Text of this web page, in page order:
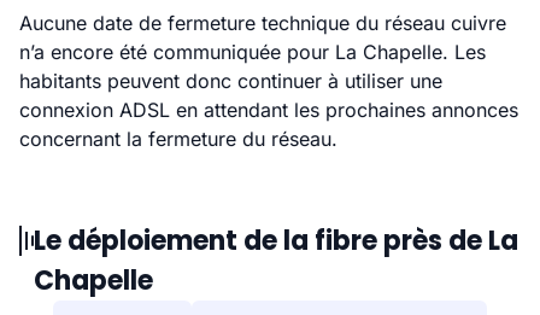
Aucune date de fermeture technique du réseau cuivre
n’a encore été communiquée pour La Chapelle. Les
habitants peuvent donc continuer à utiliser une
connexion ADSL en attendant les prochaines annonces
concernant la fermeture du réseau.
Le déploiement de la fibre près de La
Chapelle